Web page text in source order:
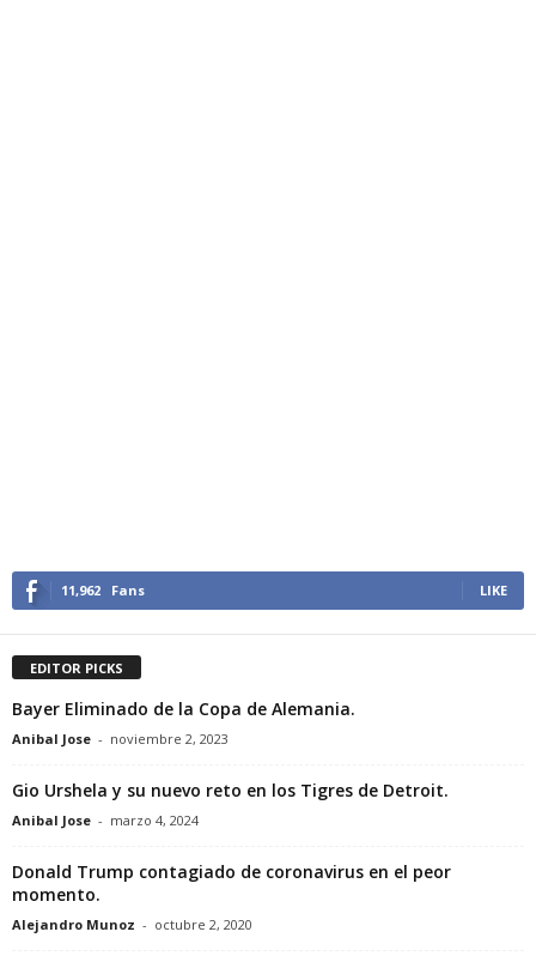
11,962 Fans LIKE
EDITOR PICKS
Bayer Eliminado de la Copa de Alemania.
Anibal Jose - noviembre 2, 2023
Gio Urshela y su nuevo reto en los Tigres de Detroit.
Anibal Jose - marzo 4, 2024
Donald Trump contagiado de coronavirus en el peor
momento.
Alejandro Munoz - octubre 2, 2020